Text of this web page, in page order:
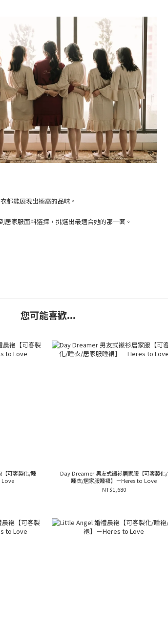
都能展現出極高的品味。
家服面料選擇，挑選出最適合她的那一套。
您可能喜歡...
可客製化/睡
Love
Day Dreamer 男友式襯衫居家服【可客製化/
睡衣/居家服睡裙】－Heres to Love
NT$1,680